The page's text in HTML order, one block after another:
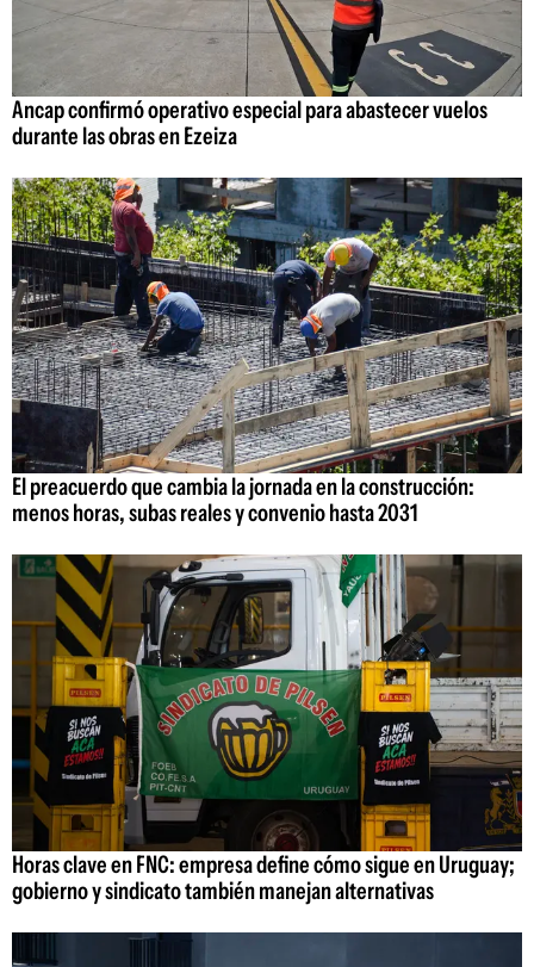
Ancap confirmó operativo especial para abastecer vuelos
durante las obras en Ezeiza
El preacuerdo que cambia la jornada en la construcción:
menos horas, subas reales y convenio hasta 2031
Horas clave en FNC: empresa define cómo sigue en Uruguay;
gobierno y sindicato también manejan alternativas